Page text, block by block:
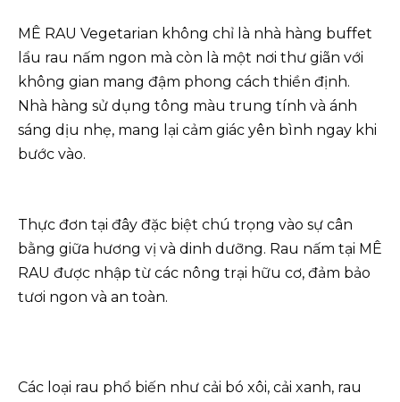
MÊ RAU Vegetarian không chỉ là nhà hàng buffet
lẩu rau nấm ngon mà còn là một nơi thư giãn với
không gian mang đậm phong cách thiền định.
Nhà hàng sử dụng tông màu trung tính và ánh
sáng dịu nhẹ, mang lại cảm giác yên bình ngay khi
bước vào.
Thực đơn tại đây đặc biệt chú trọng vào sự cân
bằng giữa hương vị và dinh dưỡng. Rau nấm tại MÊ
RAU được nhập từ các nông trại hữu cơ, đảm bảo
tươi ngon và an toàn.
Các loại rau phổ biến như cải bó xôi, cải xanh, rau